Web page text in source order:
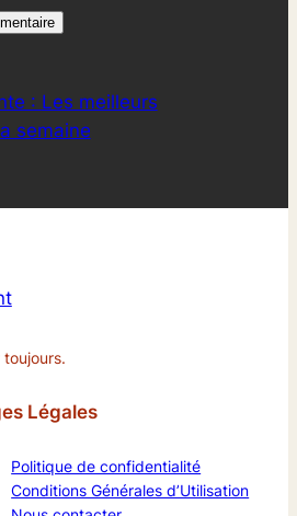
: Les meilleurs
semaine
Légales
Politique de confidentialité
Conditions Générales d’Utilisation